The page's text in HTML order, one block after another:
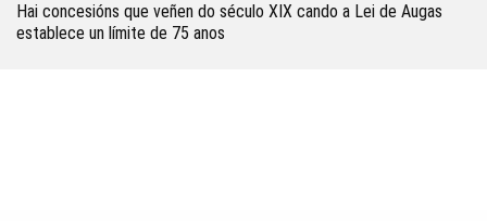
Hai concesións que veñen do século XIX cando a Lei de Augas
establece un límite de 75 anos